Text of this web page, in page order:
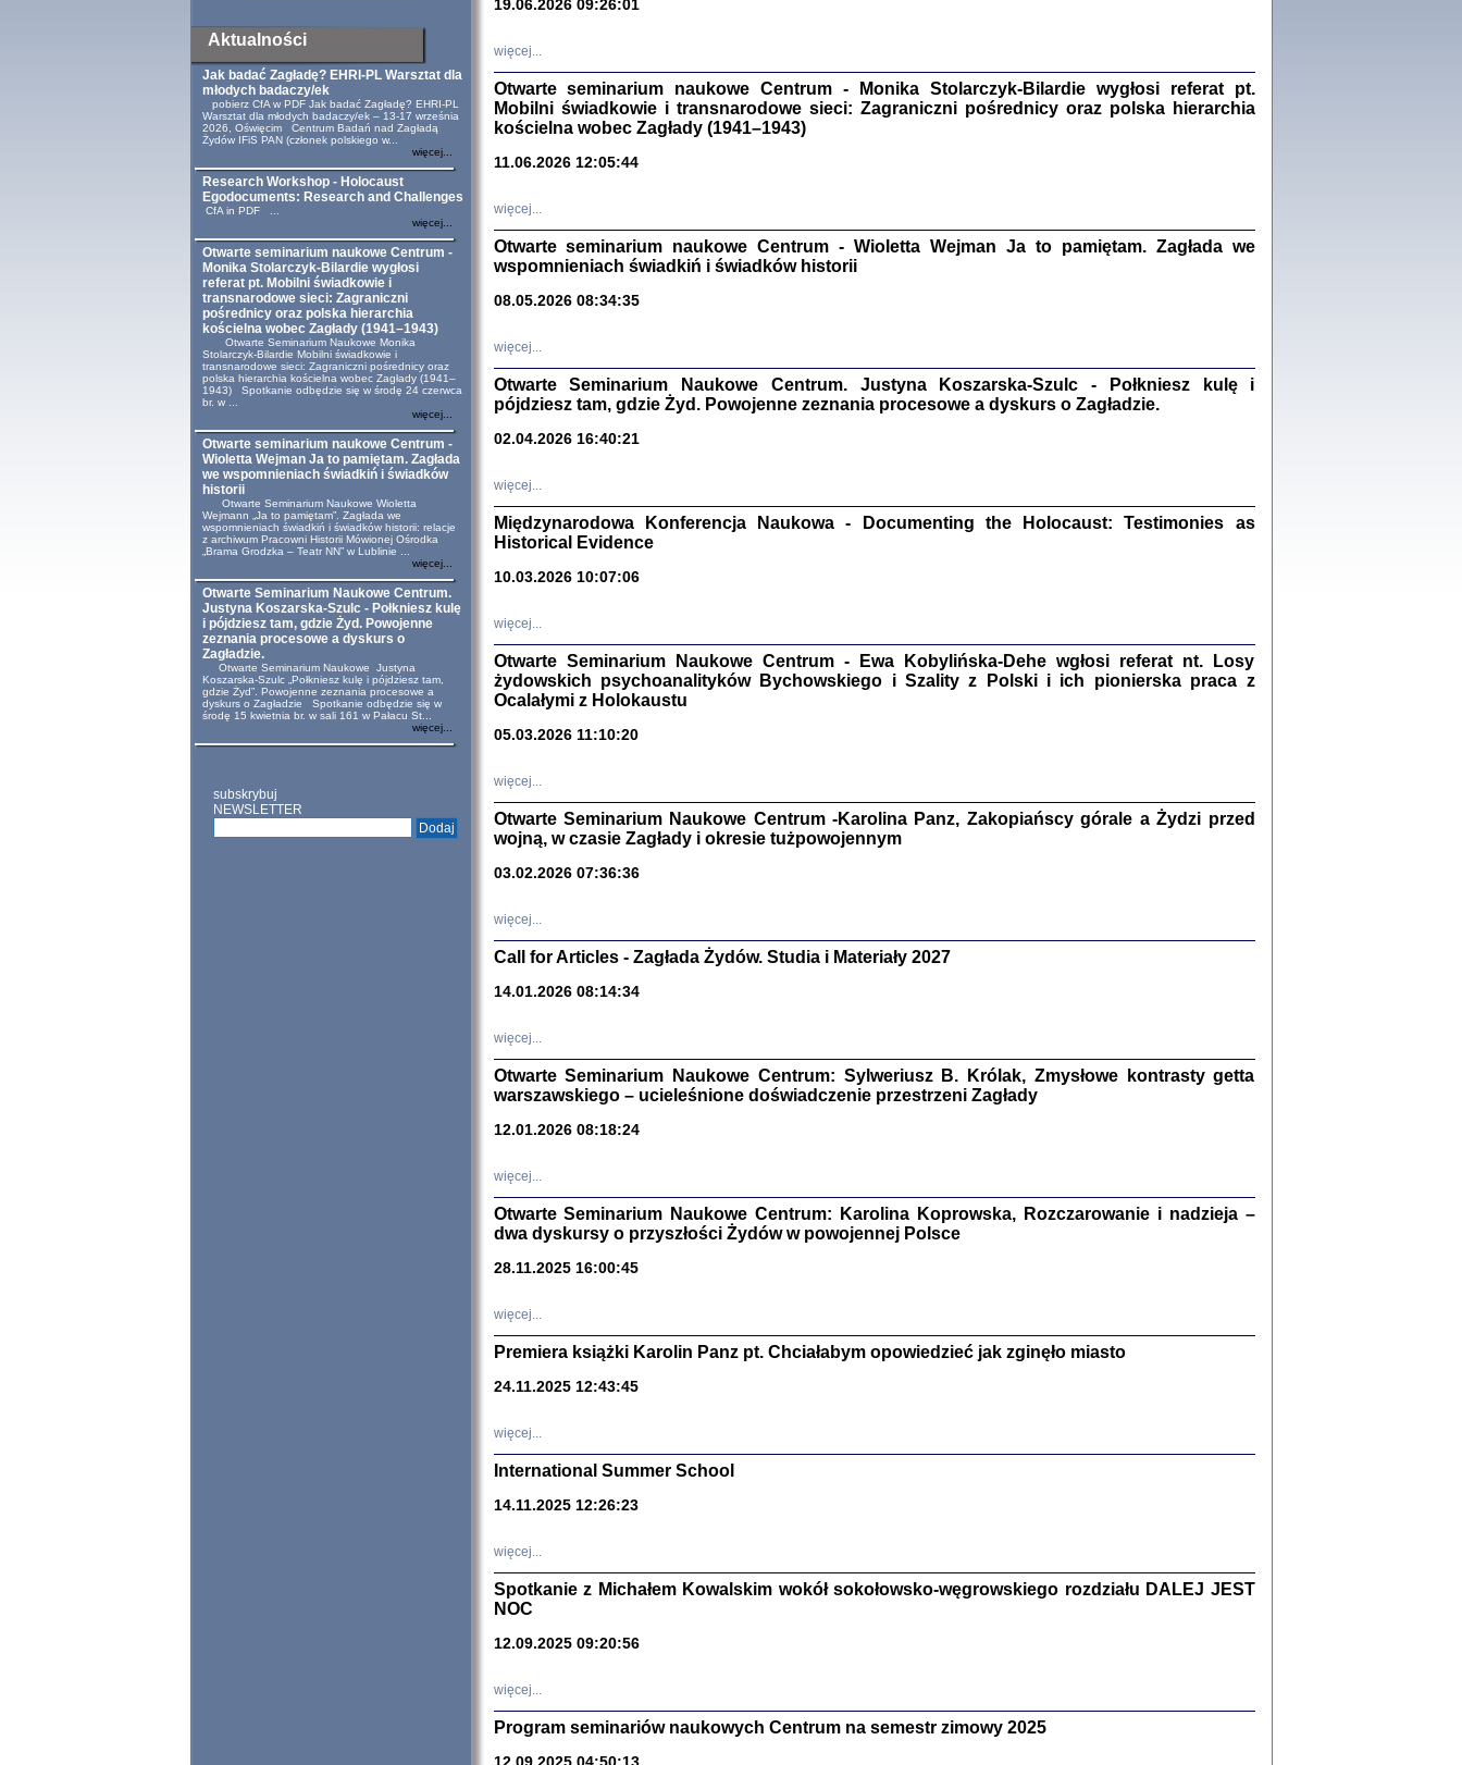
Aktualności
Jak badać Zagładę? EHRI-PL Warsztat dla
młodych badaczy/ek
pobierz CfA w PDF Jak badać Zagładę? EHRI-PL
Warsztat dla młodych badaczy/ek – 13-17 września
2026, Oświęcim Centrum Badań nad Zagładą
Żydów IFiS PAN (członek polskiego w...
więcej...
Research Workshop - Holocaust
Egodocuments: Research and Challenges
CfA in PDF ...
więcej...
Otwarte seminarium naukowe Centrum -
Monika Stolarczyk-Bilardie wygłosi
referat pt. Mobilni świadkowie i
transnarodowe sieci: Zagraniczni
pośrednicy oraz polska hierarchia
kościelna wobec Zagłady (1941–1943)
Otwarte Seminarium Naukowe Monika
Stolarczyk-Bilardie Mobilni świadkowie i
transnarodowe sieci: Zagraniczni pośrednicy oraz
polska hierarchia kościelna wobec Zagłady (1941–
1943) Spotkanie odbędzie się w środę 24 czerwca
br. w ...
więcej...
Otwarte seminarium naukowe Centrum -
Wioletta Wejman Ja to pamiętam. Zagłada
we wspomnieniach świadkiń i świadków
historii
Otwarte Seminarium Naukowe Wioletta
Wejmann „Ja to pamiętam”. Zagłada we
wspomnieniach świadkiń i świadków historii: relacje
z archiwum Pracowni Historii Mówionej Ośrodka
„Brama Grodzka – Teatr NN” w Lublinie ...
więcej...
Otwarte Seminarium Naukowe Centrum.
Justyna Koszarska-Szulc - Połkniesz kulę
i pójdziesz tam, gdzie Żyd. Powojenne
zeznania procesowe a dyskurs o
Zagładzie.
Otwarte Seminarium Naukowe Justyna
Koszarska-Szulc „Połkniesz kulę i pójdziesz tam,
gdzie Żyd”. Powojenne zeznania procesowe a
dyskurs o Zagładzie Spotkanie odbędzie się w
środę 15 kwietnia br. w sali 161 w Pałacu St...
więcej...
subskrybuj
NEWSLETTER
oprac. Aleksandra Bańkowska
Warszawa 2022
oprac. Aleksandra Bańkowska, wstęp Jacek Leociak
Warszawa 2021
Studia i Materiały
nr 17, R. 2021
NIE WIEMY CO PRZYNIESIE NAM KOLEJNA GODZINA ...
Dziennik pisany w ukryciu w latach 1943-1944
Zagłada Żydów.
Sewek Okonowski, oprac. Marta Janczewska
PISZĄCY TE SŁOWA JEST PRACOWNIKIEM
GETTOWEJ INSTYTUCJI ...
'z Dziennika' i inne pisma z łódzkiego getta
Józef Zelkowicz, tłum. z jidysz, oprac. i wstęp. Monika Polit
CZYTAJĄC GAZETĘ NIEMIECKĄ ...
Warszawa 2019
19.06.2026 09:26:01
więcej...
Otwarte seminarium naukowe Centrum - Monika Stolarczyk-Bilardie wygłosi referat pt.
Mobilni świadkowie i transnarodowe sieci: Zagraniczni pośrednicy oraz polska hierarchia
kościelna wobec Zagłady (1941–1943)
11.06.2026 12:05:44
więcej...
Otwarte seminarium naukowe Centrum - Wioletta Wejman Ja to pamiętam. Zagłada we
wspomnieniach świadkiń i świadków historii
08.05.2026 08:34:35
więcej...
Otwarte Seminarium Naukowe Centrum. Justyna Koszarska-Szulc - Połkniesz kulę i
pójdziesz tam, gdzie Żyd. Powojenne zeznania procesowe a dyskurs o Zagładzie.
02.04.2026 16:40:21
więcej...
Międzynarodowa Konferencja Naukowa - Documenting the Holocaust: Testimonies as
Historical Evidence
10.03.2026 10:07:06
więcej...
Otwarte Seminarium Naukowe Centrum - Ewa Kobylińska-Dehe wgłosi referat nt. Losy
żydowskich psychoanalityków Bychowskiego i Szality z Polski i ich pionierska praca z
Ocalałymi z Holokaustu
05.03.2026 11:10:20
więcej...
Otwarte Seminarium Naukowe Centrum -Karolina Panz, Zakopiańscy górale a Żydzi przed
wojną, w czasie Zagłady i okresie tużpowojennym
03.02.2026 07:36:36
więcej...
Call for Articles - Zagłada Żydów. Studia i Materiały 2027
14.01.2026 08:14:34
więcej...
Otwarte Seminarium Naukowe Centrum: Sylweriusz B. Królak, Zmysłowe kontrasty getta
warszawskiego – ucieleśnione doświadczenie przestrzeni Zagłady
12.01.2026 08:18:24
więcej...
Otwarte Seminarium Naukowe Centrum: Karolina Koprowska, Rozczarowanie i nadzieja –
dwa dyskursy o przyszłości Żydów w powojennej Polsce
28.11.2025 16:00:45
więcej...
Premiera książki Karolin Panz pt. Chciałabym opowiedzieć jak zginęło miasto
24.11.2025 12:43:45
więcej...
International Summer School
14.11.2025 12:26:23
więcej...
Spotkanie z Michałem Kowalskim wokół sokołowsko-węgrowskiego rozdziału DALEJ JEST
NOC
12.09.2025 09:20:56
więcej...
Program seminariów naukowych Centrum na semestr zimowy 2025